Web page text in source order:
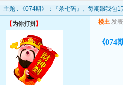
主题 : 《074期》：『杀七码』、每期跟我包1
【为你打拼】 楼主 发
《